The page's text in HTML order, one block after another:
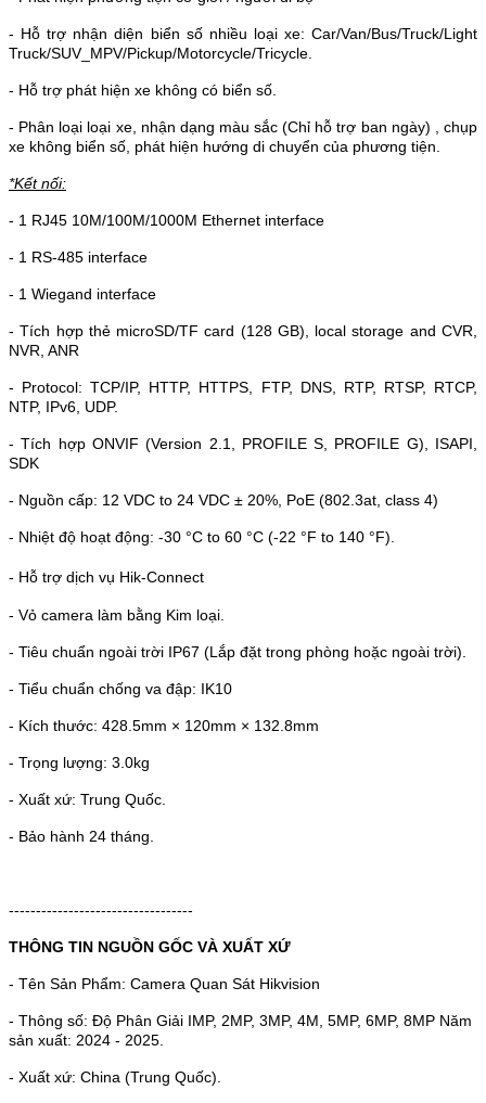
- Hỗ trợ nhận diện biển số nhiều loại xe: Car/Van/Bus/Truck/Light
Truck/SUV_MPV/Pickup/Motorcycle/Tricycle.
- Hỗ trợ phát hiện xe không có biển số.
- Phân loại loại xe, nhận dạng màu sắc (Chỉ hỗ trợ ban ngày) , chụp
xe không biển số, phát hiện hướng di chuyển của phương tiện.
*Kết nối:
- 1 RJ45 10M/100M/1000M Ethernet interface
- 1 RS-485 interface
- 1 Wiegand interface
- Tích hợp thẻ microSD/TF card (128 GB), local storage and CVR,
NVR, ANR
- Protocol: TCP/IP, HTTP, HTTPS, FTP, DNS, RTP, RTSP, RTCP,
NTP, IPv6, UDP.
- Tích hợp ONVIF (Version 2.1, PROFILE S, PROFILE G), ISAPI,
SDK
- Nguồn cấp: 12 VDC to 24 VDC ± 20%, PoE (802.3at, class 4)
- Nhiệt độ hoạt động: -30 °C to 60 °C (-22 °F to 140 °F).
- Hỗ trợ dịch vụ Hik-Connect
- Vỏ camera làm bằng Kim loại.
- Tiêu chuẩn ngoài trời IP67 (Lắp đặt trong phòng hoặc ngoài trời).
- Tiểu chuẩn chống va đập: IK10
- Kích thước: 428.5mm × 120mm × 132.8mm
- Trọng lượng: 3.0kg
- Xuất xứ: Trung Quốc.
- Bảo hành 24 tháng.
----------------------------------
THÔNG TIN NGUỒN GỐC VÀ XUẤT XỨ
- Tên Sản Phẩm: Camera Quan Sát Hikvision
- Thông số: Độ Phân Giải IMP, 2MP, 3MP, 4M, 5MP, 6MP, 8MP Năm
sản xuất: 2024 - 2025.
- Xuất xứ: China (Trung Quốc).